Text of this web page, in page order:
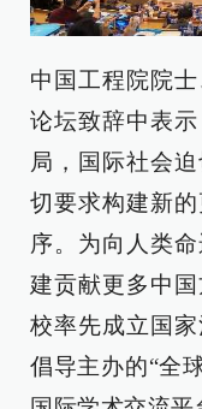
中国工程院院
论坛致辞中表
局，国际社会
切要求构建新
序。为向人类
建贡献更多中
校率先成立国
倡导主办的“全